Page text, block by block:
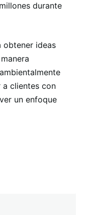
durante
obtener ideas
a clientes con
un enfoque